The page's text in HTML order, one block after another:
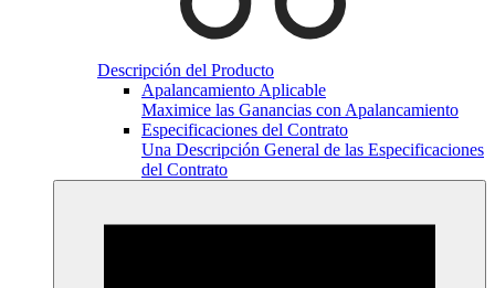
Descripción del Producto
Apalancamiento Aplicable
Maximice las Ganancias con Apalancamiento
Especificaciones del Contrato
Una Descripción General de las Especificaciones
del Contrato